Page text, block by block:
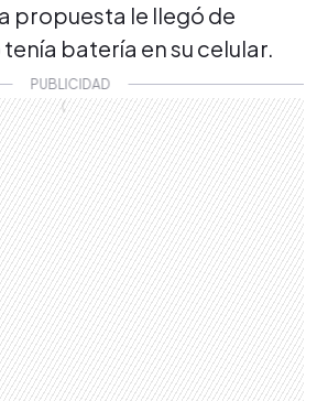
propuesta le llegó de
batería en su celular.